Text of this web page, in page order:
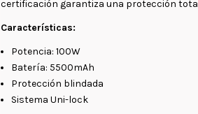
certificación garantiza una protección
Características:
Potencia: 100W
Batería: 5500mAh
Protección blindada
Sistema Uni-lock